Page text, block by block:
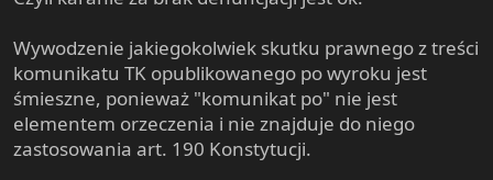
Wywodzenie jakiegokolwiek skutku prawnego z treści
komunikatu TK opublikowanego po wyroku jest
śmieszne, ponieważ "komunikat po" nie jest
elementem orzeczenia i nie znajduje do niego
zastosowania art. 190 Konstytucji.